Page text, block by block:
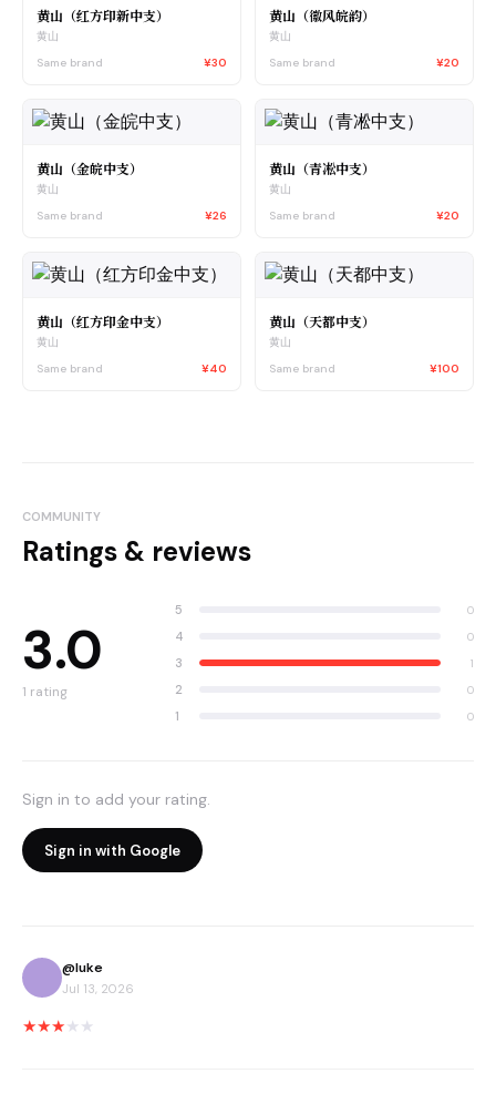
黄山（红方印新中支）
黄山
Same brand
¥30
黄山（徽风皖韵）
黄山
Same brand
¥20
黄山（金皖中支）
黄山
Same brand
¥26
黄山（青凇中支）
黄山
Same brand
¥20
黄山（红方印金中支）
黄山
Same brand
¥40
黄山（天都中支）
黄山
Same brand
¥100
COMMUNITY
Ratings & reviews
3.0
1 rating
5 0
4 0
3 1
2 0
1 0
Sign in to add your rating.
Sign in with Google
@luke
Jul 13, 2026
★★★ ★ ★